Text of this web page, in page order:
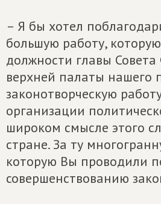
– Я бы хотел
большую работу,
должности главы
верхней палаты нашего
законотворческую
организации
широком смысле этого
стране. За ту
которую Вы проводили
совершенствованию